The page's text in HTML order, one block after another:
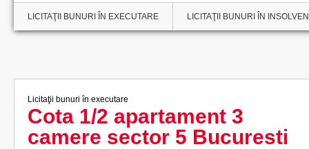
LICITAŢII BUNURI ÎN EXECUTARE LICITAŢII BUNURI ÎN
Licitaţii bunuri în executare
Cota 1/2 apartament 3
camere sector 5 Bucuresti